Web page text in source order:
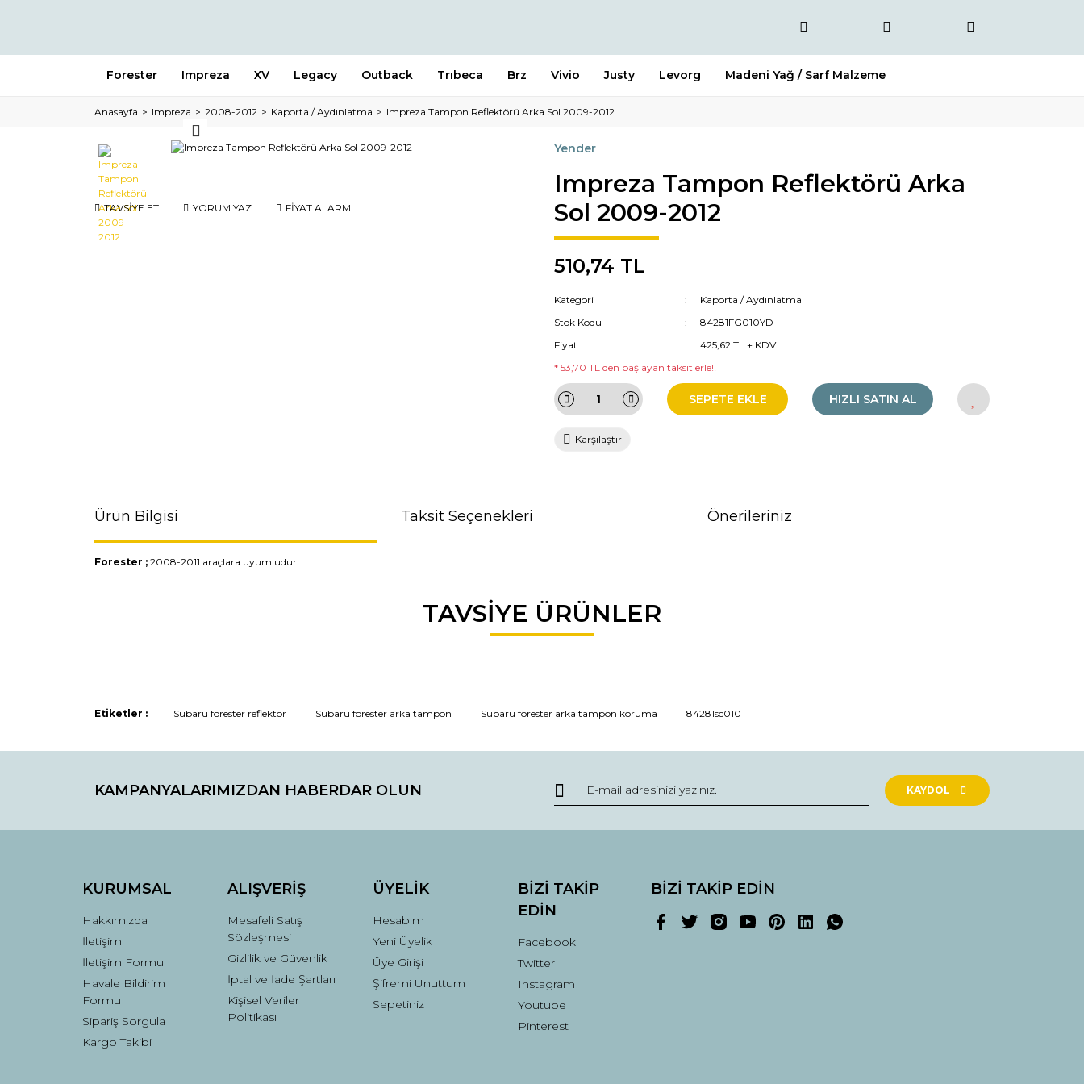
Forester Impreza XV Legacy Outback Trıbeca Brz Vivio Justy Levorg Madeni Yağ / Sarf Malzeme
Anasayfa Impreza 2008-2012 Kaporta / Aydınlatma Impreza Tampon Reflektörü Arka Sol 2009-2012
TAVSİYE ET YORUM YAZ FİYAT ALARMI
Yender
Impreza Tampon Reflektörü Arka
Sol 2009-2012
510,74 TL
Kategori
Kaporta / Aydınlatma
Stok Kodu
84281FG010YD
Fiyat
425,62 TL + KDV
* 53,70 TL den başlayan taksitlerle!!
SEPETE EKLE HIZLI SATIN AL
Karşılaştır
Ürün Bilgisi Taksit Seçenekleri Önerileriniz
Forester ; 2008-2011 araçlara uyumludur.
Bu ürünün fiyat bilgisi, resim, ürün açıklamalarında ve diğer konularda yetersiz gördüğünüz noktaları öneri formunu kullanarak tarafımıza iletebilirsiniz.
Bu ürüne benzer farklı alternatifler olmalı.
TAVSİYE ÜRÜNLER
Etiketler : Subaru forester reflektor Subaru forester arka tampon Subaru forester arka tampon koruma 84281sc010
KAMPANYALARIMIZDAN HABERDAR OLUN KAYDOL
KURUMSAL
Hakkımızda
İletişim
İletişim Formu
Havale Bildirim
Formu
Sipariş Sorgula
Kargo Takibi
ALIŞVERİŞ
Mesafeli Satış
Sözleşmesi
Gizlilik ve Güvenlik
İptal ve İade Şartları
Kişisel Veriler
Politikası
ÜYELİK
Hesabım
Yeni Üyelik
Üye Girişi
Şifremi Unuttum
Sepetiniz
BİZİ TAKİP
EDİN
Facebook
Twitter
Instagram
Youtube
Pinterest
BİZİ TAKİP EDİN